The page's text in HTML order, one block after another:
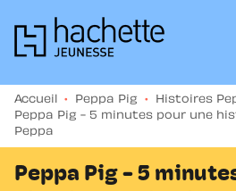
MENU RECHERCHE
Accueil • Peppa Pig • Histoires
Peppa Pig - 5 minutes pour une
Peppa
Peppa Pig - 5